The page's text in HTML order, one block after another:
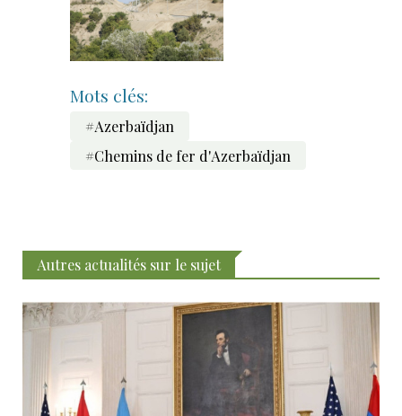
Mots clés:
#Azerbaïdjan
#Chemins de fer d'Azerbaïdjan
Autres actualités sur le sujet